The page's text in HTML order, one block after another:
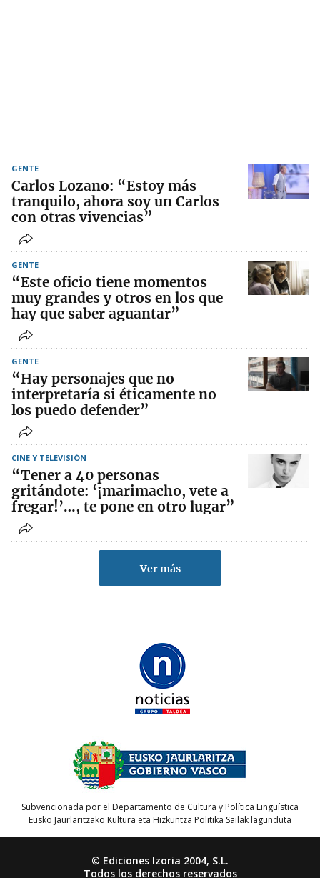
GENTE
Carlos Lozano: “Estoy más
tranquilo, ahora soy un Carlos
con otras vivencias”
GENTE
“Este oficio tiene momentos
muy grandes y otros en los que
hay que saber aguantar”
GENTE
“Hay personajes que no
interpretaría si éticamente no
los puedo defender”
CINE Y TELEVISIÓN
“Tener a 40 personas
gritándote: ‘¡marimacho, vete a
fregar!’…, te pone en otro lugar”
Ver más
Subvencionada por el Departamento de Cultura y Política Lingüística
Eusko Jaurlaritzako Kultura eta Hizkuntza Politika Sailak lagunduta
© Ediciones Izoria 2004, S.L.
Todos los derechos reservados